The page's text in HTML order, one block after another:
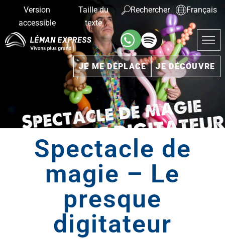
Version
accessible
Taille du
texte
Rechercher Français
JE ME DÉPLACE JE DÉCOUVRE
Spectacle de
magie – Le
presque
digitateur